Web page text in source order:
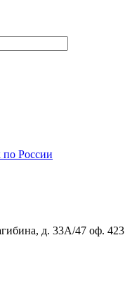
по России
д. 33А/47 оф. 423